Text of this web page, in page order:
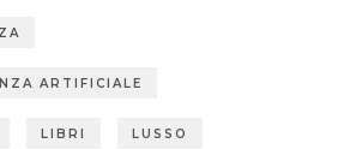
ARTIFICIALE
LIBRI LUSSO